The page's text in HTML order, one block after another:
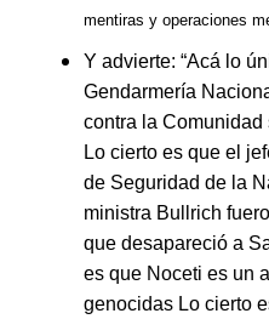
mentiras y operaciones
Y advierte: “Acá lo
Gendarmería
contra la
Lo cierto es que el
de Seguridad de la
ministra Bullrich
que desapareció a
es que Noceti es un
genocidas Lo cierto